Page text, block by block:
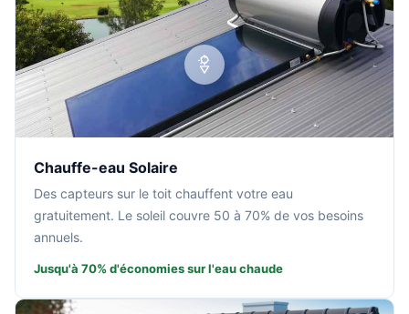
Chauffe-eau Solaire
Des capteurs sur le toit chauffent votre eau
gratuitement. Le soleil couvre 50 à 70% de vos besoins
annuels.
Jusqu'à 70% d'économies sur l'eau chaude